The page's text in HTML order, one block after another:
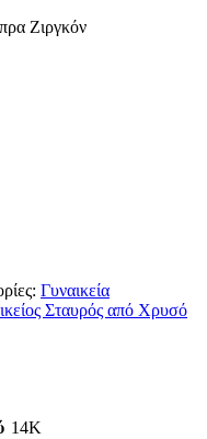
Ζιργκόν
Γυναικεία
Σταυρός από Χρυσό
14Κ